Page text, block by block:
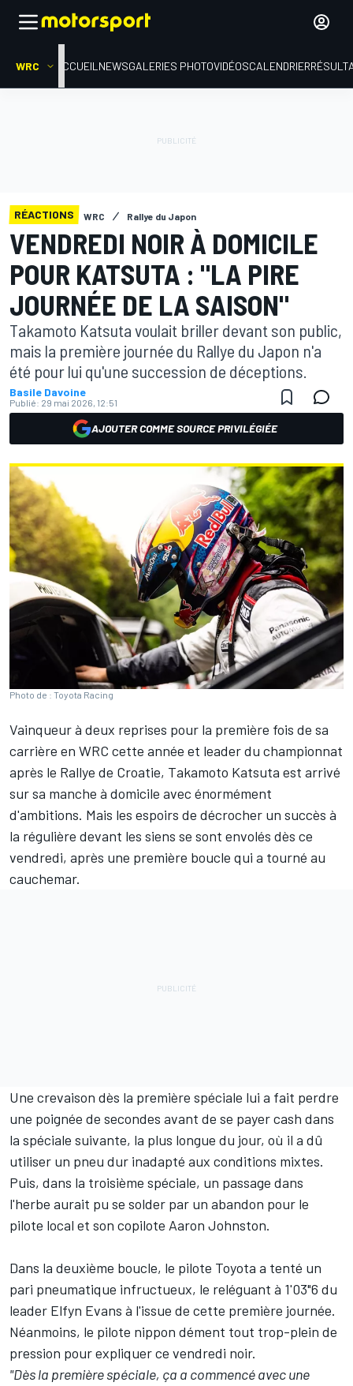
WRC ACCUEIL NEWSGALERIES PHOTOVIDÉOSCALENDRIER
RÉACTIONS WRC Rallye du Japon
VENDREDI NOIR À DOMICILE
POUR KATSUTA : "LA PIRE
JOURNÉE DE LA SAISON"
Takamoto Katsuta voulait briller devant son public,
mais la première journée du Rallye du Japon n'a
été pour lui qu'une succession de déceptions.
Basile Davoine
Publié: 29 mai 2026, 12:51
AJOUTER COMME SOURCE PRIVILÉGIÉE
Photo de : Toyota Racing
Vainqueur à deux reprises pour la première fois de sa
carrière en WRC cette année et leader du championnat
après le Rallye de Croatie, Takamoto Katsuta est arrivé
sur sa manche à domicile avec énormément
d'ambitions. Mais les espoirs de décrocher un succès à
la régulière devant les siens se sont envolés dès ce
vendredi, après une première boucle qui a tourné au
cauchemar.
Une crevaison dès la première spéciale lui a fait perdre
une poignée de secondes avant de se payer cash dans
la spéciale suivante, la plus longue du jour, où il a dû
utiliser un pneu dur inadapté aux conditions mixtes.
Puis, dans la troisième spéciale, un passage dans
l'herbe aurait pu se solder par un abandon pour le
pilote local et son copilote Aaron Johnston.
Dans la deuxième boucle, le pilote Toyota a tenté un
pari pneumatique infructueux, le reléguant à 1'03"6 du
leader Elfyn Evans à l'issue de cette première journée.
Néanmoins, le pilote nippon dément tout trop-plein de
pression pour expliquer ce vendredi noir.
"Dès la première spéciale, ça a commencé avec une